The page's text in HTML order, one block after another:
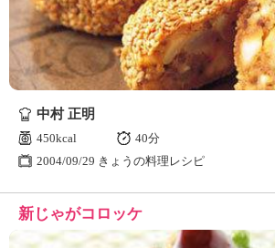
中村 正明
450kcal
40分
2004/09/29 きょうの料理レシピ
新じゃがコロッケ